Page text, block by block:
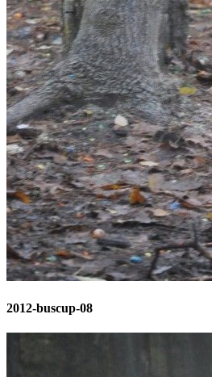
2012-buscup-08